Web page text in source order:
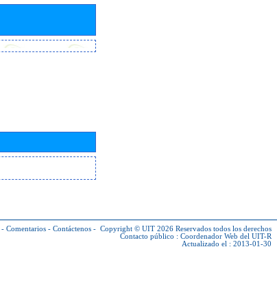
- Comentarios - Contáctenos - Copyright © UIT 2026 Reservados todos los derechos
Contacto público : Coordenador Web del UIT-R
Actualizado el : 2013-01-30